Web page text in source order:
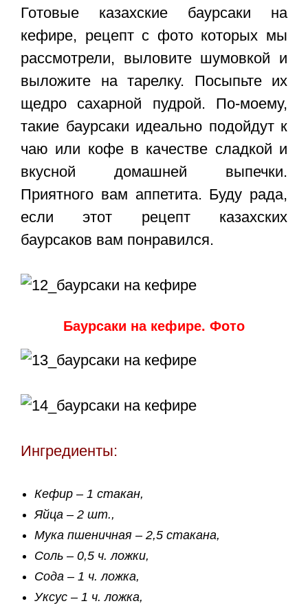
Готовые казахские баурсаки на
кефире, рецепт с фото которых мы
рассмотрели, выловите шумовкой и
выложите на тарелку. Посыпьте их
щедро сахарной пудрой. По-моему,
такие баурсаки идеально подойдут к
чаю или кофе в качестве сладкой и
вкусной домашней выпечки.
Приятного вам аппетита. Буду рада,
если этот рецепт казахских
баурсаков вам понравился.
Баурсаки на кефире. Фото
Ингредиенты:
Кефир – 1 стакан,
Яйца – 2 шт.,
Мука пшеничная – 2,5 стакана,
Соль – 0,5 ч. ложки,
Сода – 1 ч. ложка,
Уксус – 1 ч. ложка,